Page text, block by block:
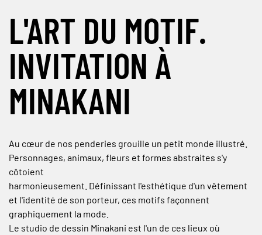
L'ART DU MOTIF.
INVITATION À
MINAKANI
Au cœur de nos penderies grouille un petit monde illustré.
Personnages, animaux, fleurs et formes abstraites s'y
côtoient
harmonieusement. Définissant l'esthétique d'un vêtement
et l'identité de son porteur, ces motifs façonnent
graphiquement la mode.
Le studio de dessin Minakani est l'un de ces lieux où